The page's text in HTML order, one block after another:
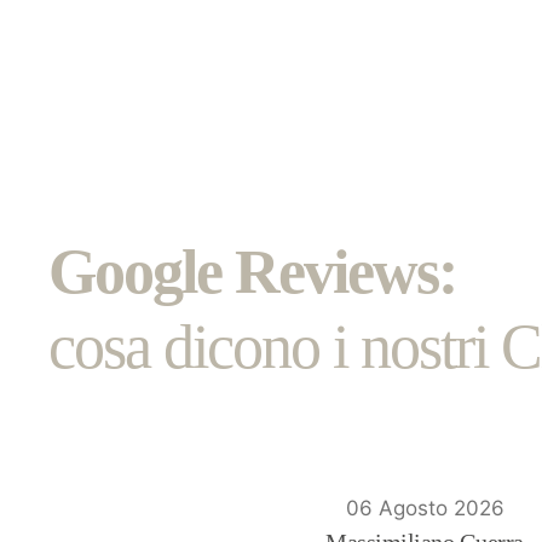
Google Reviews:
cosa dicono i nostri
06 Agosto 2026